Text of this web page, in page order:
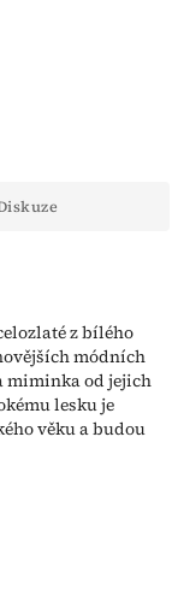
z bílého
módních
miminka od jejich
lesku je
věku a budou